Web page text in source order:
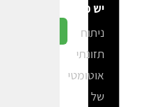
יש פה?
ניתוח
תזונתי
אוטומטי
של